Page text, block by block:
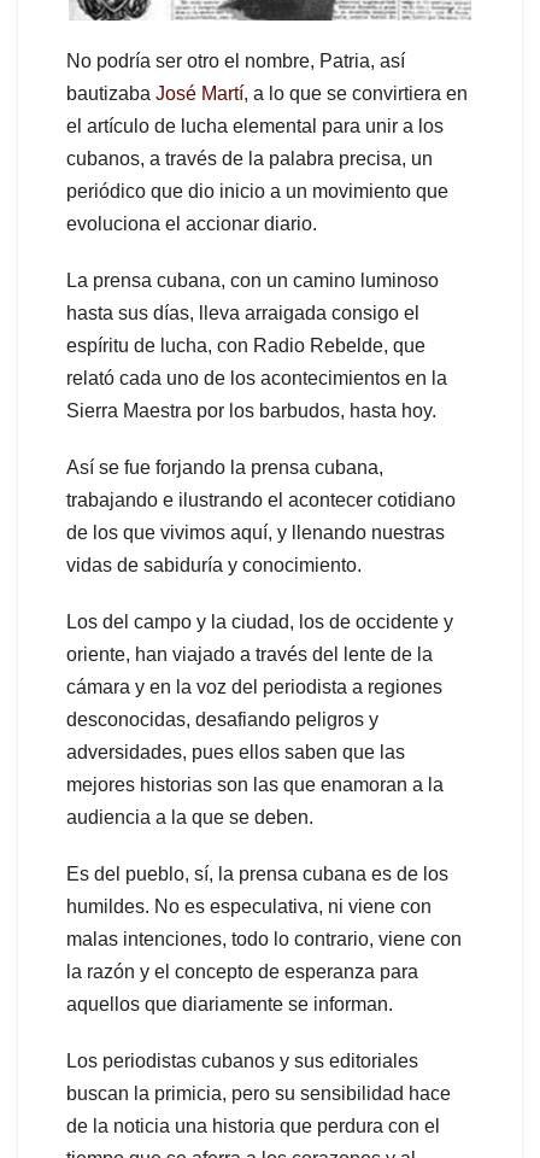
No podría ser otro el nombre, Patria, así
bautizaba José Martí, a lo que se convirtiera en
el artículo de lucha elemental para unir a los
cubanos, a través de la palabra precisa, un
periódico que dio inicio a un movimiento que
evoluciona el accionar diario.
La prensa cubana, con un camino luminoso
hasta sus días, lleva arraigada consigo el
espíritu de lucha, con Radio Rebelde, que
relató cada uno de los acontecimientos en la
Sierra Maestra por los barbudos, hasta hoy.
Así se fue forjando la prensa cubana,
trabajando e ilustrando el acontecer cotidiano
de los que vivimos aquí, y llenando nuestras
vidas de sabiduría y conocimiento.
Los del campo y la ciudad, los de occidente y
oriente, han viajado a través del lente de la
cámara y en la voz del periodista a regiones
desconocidas, desafiando peligros y
adversidades, pues ellos saben que las
mejores historias son las que enamoran a la
audiencia a la que se deben.
Es del pueblo, sí, la prensa cubana es de los
humildes. No es especulativa, ni viene con
malas intenciones, todo lo contrario, viene con
la razón y el concepto de esperanza para
aquellos que diariamente se informan.
Los periodistas cubanos y sus editoriales
buscan la primicia, pero su sensibilidad hace
de la noticia una historia que perdura con el